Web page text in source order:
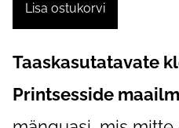
Lisa ostukorvi
Taaskasutatavate
Printsesside